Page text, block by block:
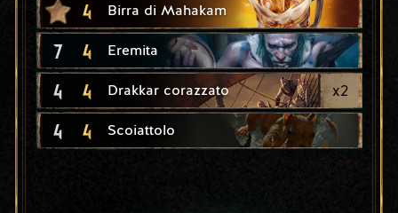
4 Birra di Mahakam
7 4 Eremita
4 4 Drakkar corazzato x2
4 4 Scoiattolo